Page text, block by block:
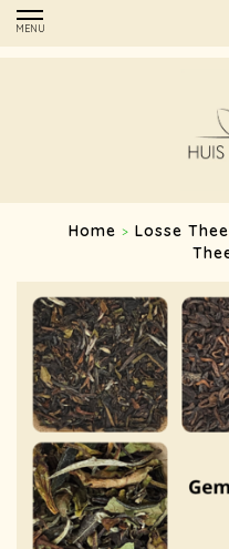
MENU
Home > Losse